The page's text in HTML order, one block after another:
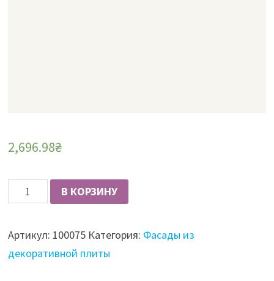
2,696.98₴
Количество
Фасад
плиты
RAUVISIO
В КОРЗИНУ
Артикул: 100075 Категория: Фасады из
декоративной плиты